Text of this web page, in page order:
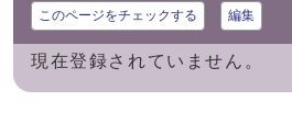
このページをチェックする 編集
現在登録されていません。